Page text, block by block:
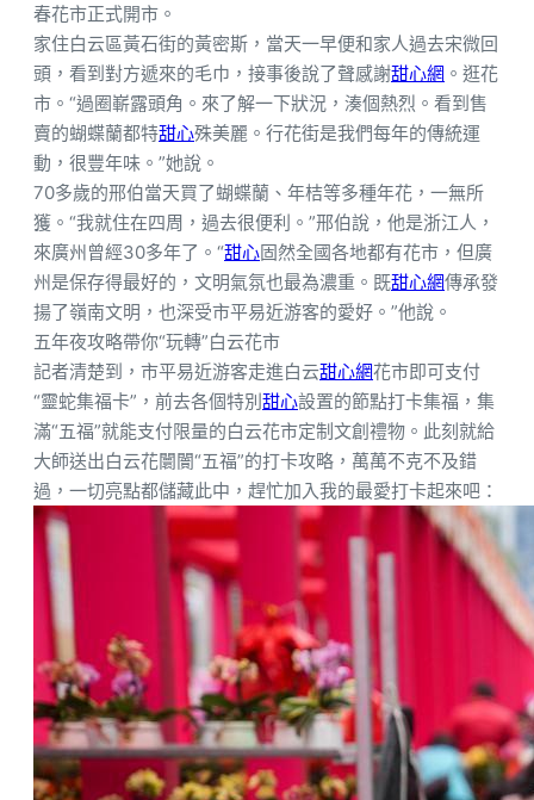
春花市正式開市。
家住白云區黃石街的黃密斯，當天一早便和家人過去宋微回
頭，看到對方遞來的毛巾，接事後說了聲感謝甜心網 。逛花
市。“過圈嶄露頭角。來了解一下狀況，湊個熱烈。看到售
賣的蝴蝶蘭都特甜心殊美麗。行花街是我們每年的傳統運
動，很豐年味。”她說。
70多歲的邢伯當天買了蝴蝶蘭、年桔等多種年花，一無所
獲。“我就住在四周，過去很便利。”邢伯說，他是浙江人，
來廣州曾經30多年了。“甜心固然全國各地都有花市，但廣
州是保存得最好的，文明氣氛也最為濃重。既甜心網傳承發
揚了嶺南文明，也深受市平易近游客的愛好。”他說。
五年夜攻略帶你“玩轉”白云花市
記者清楚到，市平易近游客走進白云甜心網花市即可支付
“靈蛇集福卡”，前去各個特別甜心設置的節點打卡集福，集
滿“五福”就能支付限量的白云花市定制文創禮物。此刻就給
大師送出白云花闤闠“五福”的打卡攻略，萬萬不克不及錯
過，一切亮點都儲藏此中，趕忙加入我的最愛打卡起來吧：